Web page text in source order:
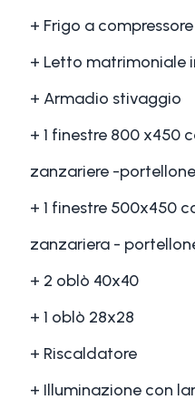
+ Frigo a
+ Letto matrimoniale
+ Armadio stivaggio
+ 1 finestre 800 x450
zanzariere -
+ 1 finestre 500x450
zanzariera -
+ 2 oblò 40x40
+ 1 oblò 28x28
+ Riscaldatore
+ Illuminazione con